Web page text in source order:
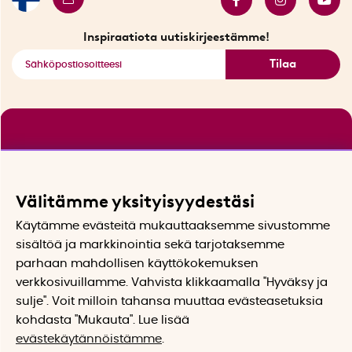
Inspiraatiota uutiskirjeestämme!
Tilaa
Välitämme yksityisyydestäsi
Käytämme evästeitä mukauttaaksemme sivustomme
sisältöä ja markkinointia sekä tarjotaksemme
parhaan mahdollisen käyttökokemuksen
verkkosivuillamme. Vahvista klikkaamalla "Hyväksy ja
sulje". Voit milloin tahansa muuttaa evästeasetuksia
kohdasta "Mukauta". Lue lisää
evästekäytännöistämme